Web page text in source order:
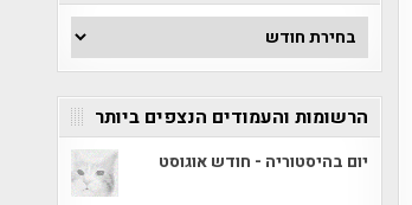
ארכיון
הכתבות
הרשומות והעמודים הנצפים ביותר
יום בהיסטוריה - חודש אוגוסט